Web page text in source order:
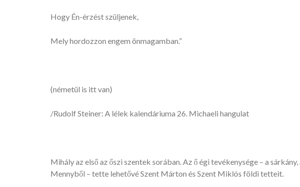
Hogy Én-érzést szüljenek,
Mely hordozzon engem önmagamban.”
(németül is itt van)
/Rudolf Steiner: A lélek kalendáriuma 26. Michaeli hangulat
Mihály az első az őszi szentek sorában. Az ő égi tevékenysége – a
Mennyből – tette lehetővé Szent Márton és Szent Miklós földi tetteit.